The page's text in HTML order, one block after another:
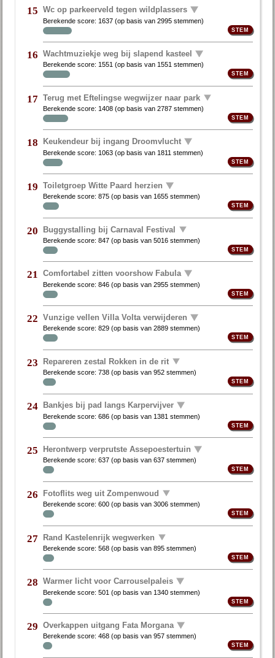
15 Wc op parkeerveld tegen wildplassers
Berekende score: 1637 (op basis van2995 stemmen)
16 Wachtmuziekje weg bij slapend kasteel
Berekende score: 1551 (op basis van 1551 stemmen)
17 Terug met Eftelingse wegwijzer naar park
Berekende score: 1408 (op basis van2787 stemmen)
18 Keukendeur bij ingang Droomvlucht
Berekende score: 1063 (op basis van 1811 stemmen)
19 Toiletgroep Witte Paard herzien
Berekende score:875 (op basis van 1655 stemmen)
20 Buggystalling bij Carnaval Festival
Berekende score:847 (op basis van5016 stemmen)
21 Comfortabel zitten voorshow Fabula
Berekende score:846 (op basis van2955 stemmen)
22 Vunzige vellen Villa Volta verwijderen
Berekende score:829 (op basis van2889 stemmen)
23 Repareren zestal Rokken in de rit
Berekende score:738 (op basis van952 stemmen)
24 Bankjes bij pad langs Karpervijver
Berekende score:686 (op basis van 1381 stemmen)
25 Herontwerp verprutste Assepoestertuin
Berekende score:637 (op basis van637 stemmen)
26 Fotoflits weg uit Zompenwoud
Berekende score:600 (op basis van3006 stemmen)
27 Rand Kastelenrijk wegwerken
Berekende score:568 (op basis van895 stemmen)
28 Warmer licht voor Carrouselpaleis
Berekende score:501 (op basis van 1340 stemmen)
29 Overkappen uitgang Fata Morgana
Berekende score:468 (op basis van957 stemmen)